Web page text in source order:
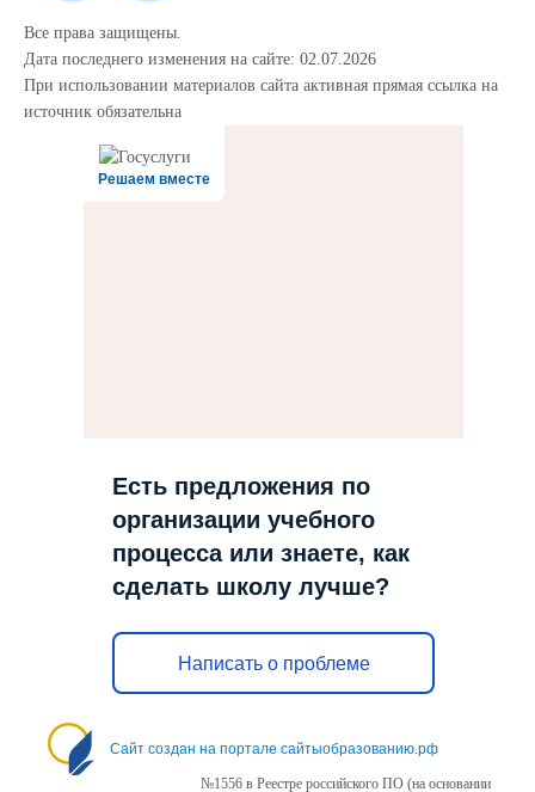
Все права защищены.
Дата последнего изменения на сайте: 02.07.2026
При использовании материалов сайта активная прямая ссылка на
источник обязательна
Решаем вместе
Есть предложения по
организации учебного
процесса или знаете, как
сделать школу лучше?
Написать о проблеме
Сайт создан на портале сайтыобразованию.рф
№1556 в Реестре российского ПО (на основании